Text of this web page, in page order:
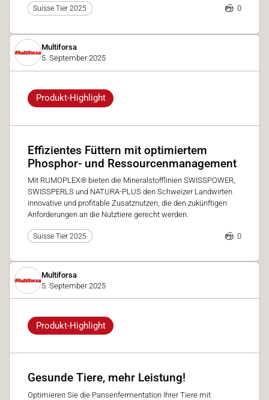
Suisse Tier 2025 0
Multiforsa
5. September 2025
Produkt-Highlight
Effizientes Füttern mit optimiertem
Phosphor- und Ressourcenmanagement
Mit RUMOPLEX® bieten die Mineralstofflinien SWISSPOWER,
SWISSPERLS und NATURA-PLUS den Schweizer Landwirten
innovative und profitable Zusatznutzen, die den zukünftigen
Anforderungen an die Nutztiere gerecht werden.
Suisse Tier 2025 0
Multiforsa
5. September 2025
Produkt-Highlight
Gesunde Tiere, mehr Leistung!
Optimieren Sie die Pansenfermentation Ihrer Tiere mit